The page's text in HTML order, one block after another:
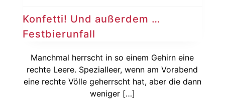
Konfetti! Und außerdem …
Festbierunfall
Manchmal herrscht in so einem Gehirn eine
rechte Leere. Spezialleer, wenn am Vorabend
eine rechte Völle geherrscht hat, aber die dann
weniger […]